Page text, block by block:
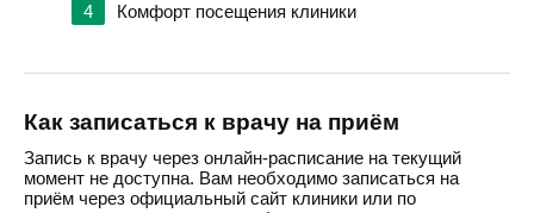
4
Комфорт посещения клиники
Как записаться к врачу на приём
Запись к врачу через онлайн-расписание на текущий
момент не доступна. Вам необходимо записаться на
приём через официальный сайт клиники или по